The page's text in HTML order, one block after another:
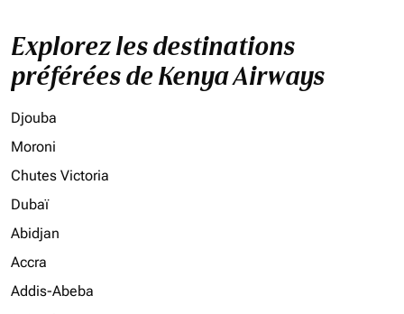
Explorez les destinations
préférées de Kenya Airways
Djouba
Moroni
Chutes Victoria
Dubaï
Abidjan
Accra
Addis-Abeba